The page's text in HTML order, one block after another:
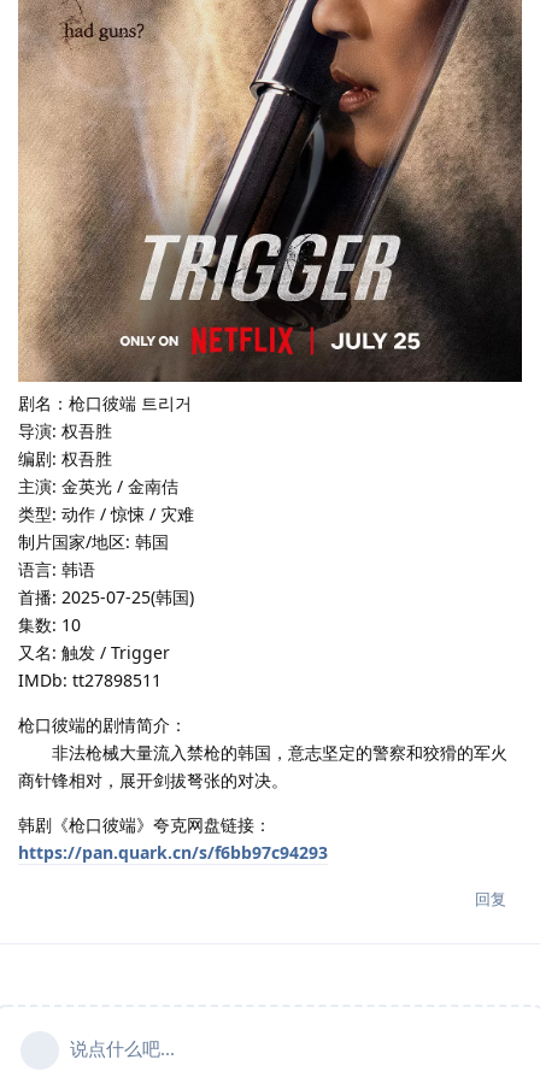
剧名：枪口彼端 트리거
导演: 权吾胜
编剧: 权吾胜
主演: 金英光 / 金南佶
类型: 动作 / 惊悚 / 灾难
制片国家/地区: 韩国
语言: 韩语
首播: 2025-07-25(韩国)
集数: 10
又名: 触发 / Trigger
IMDb: tt27898511
枪口彼端的剧情简介：
非法枪械大量流入禁枪的韩国，意志坚定的警察和狡猾的军火
商针锋相对，展开剑拔弩张的对决。
韩剧《枪口彼端》夸克网盘链接：
https://pan.quark.cn/s/f6bb97c94293
回复
说点什么吧...